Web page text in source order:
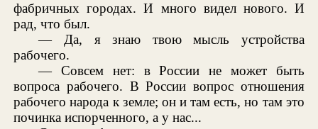
фабричных городах. И много видел нового. И
рад, что был.
— Да, я знаю твою мысль устройства
рабочего.
— Совсем нет: в России не может быть
вопроса рабочего. В России вопрос отношения
рабочего народа к земле; он и там есть, но там это
починка испорченного, а у нас...